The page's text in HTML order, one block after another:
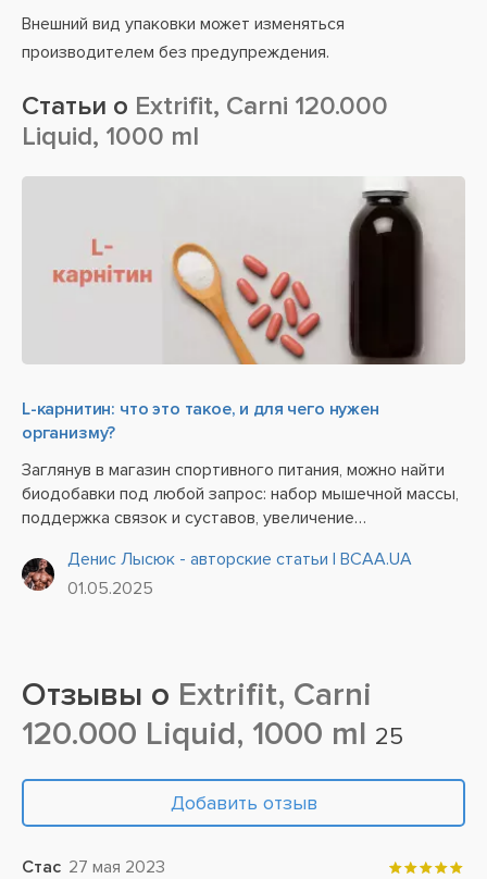
Внешний вид упаковки может изменяться
производителем без предупреждения.
Статьи о Extrifit, Carni 120.000
Liquid, 1000 ml
L-карнитин: что это такое, и для чего нужен
организму?
Заглянув в магазин спортивного питания, можно найти
биодобавки под любой запрос: набор мышечной массы,
поддержка связок и суставов, увеличение
сможете эффективно прокачать свое тело, достичь
желаемых результатов и...
Денис Лысюк - авторские статьи | BCAA.UA
01.05.2025
Отзывы о Extrifit, Carni
120.000 Liquid, 1000 ml 25
Добавить отзыв
Стас 27 мая 2023